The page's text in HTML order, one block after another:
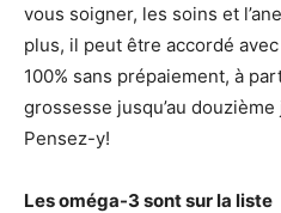
vous soigner, les soins et
plus, il peut être accordé
100% sans prépaiement, à
grossesse jusqu’au
Pensez-y!
Les oméga-3 sont sur la liste